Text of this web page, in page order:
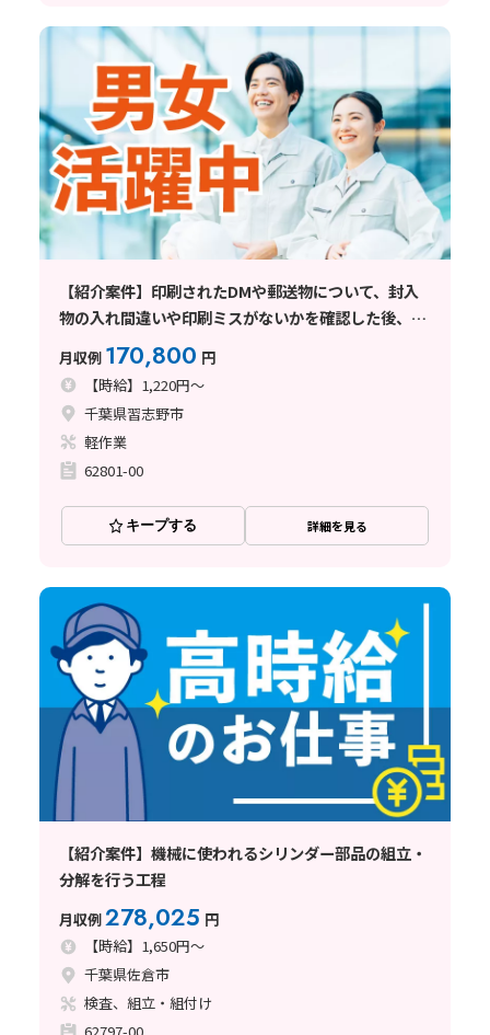
【紹介案件】印刷されたDMや郵送物について、封入
物の入れ間違いや印刷ミスがないかを確認した後、封
筒へ封入し、封をする作業
月収例 170,800 円
【時給】1,220円～
千葉県習志野市
軽作業
62801-00
キープする 詳細を見る
【紹介案件】機械に使われるシリンダー部品の組立・
分解を行う工程
月収例278,025 円
【時給】1,650円～
千葉県佐倉市
検査、組立・組付け